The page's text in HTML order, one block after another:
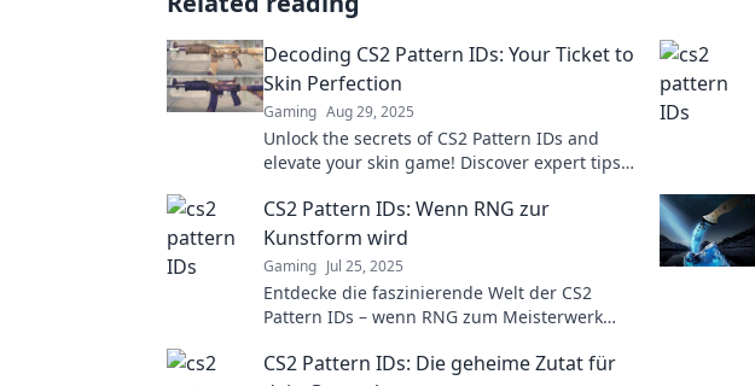
Decoding CS2 Pattern IDs: Your Ticket to
Skin Perfection
Gaming Aug 29, 2025
Unlock the secrets of CS2 Pattern IDs and
elevate your skin game! Discover expert tips
CS2 Pattern IDs: Wenn RNG zur
Kunstform wird
Gaming Jul 25, 2025
Entdecke die faszinierende Welt der CS2
Pattern IDs – wenn RNG zum Meisterwerk
CS2 Pattern IDs: Die geheime Zutat für